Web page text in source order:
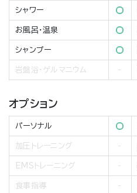
シャワー
お風呂・温泉
シャンプー
岩盤浴・ゲルマニウム
オプション
パーソナル
加圧トレーニング
EMSトレーニング
食事指導